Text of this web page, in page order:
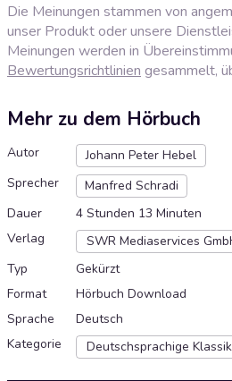
Die Meinungen stammen von
unser Produkt oder unsere
Meinungen werden in
Bewertungsrichtlinien gesammelt,
Mehr zu dem Hörbuch
Autor
Johann Peter Hebel
Sprecher
Manfred Schradi
Dauer
4 Stunden 13 Minuten
Verlag
SWR Mediaservices
Typ
Gekürzt
Format
Hörbuch Download
Sprache
Deutsch
Kategorie
Deutschsprachige